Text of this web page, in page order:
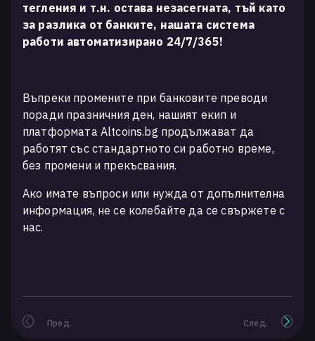
тегления и т.н. остава незасегната, тъй като
за разлика от банките, нашата система
работи автоматизирано 24/7/365!
Въпреки промените при банковите преводи
поради празничния ден, нашият екип и
платформата Altcoins.bg продължават да
работят със стандартното си работно време,
без промени и прекъсвания.
Ако имате въпроси или нужда от допълнителна
информация, не се колебайте да се свържете с
нас.
Пред. След.